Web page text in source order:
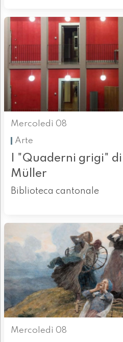
Mercoledì 08
Arte
I "Quaderni grigi"
Müller
Biblioteca cantonale
Mercoledì 08